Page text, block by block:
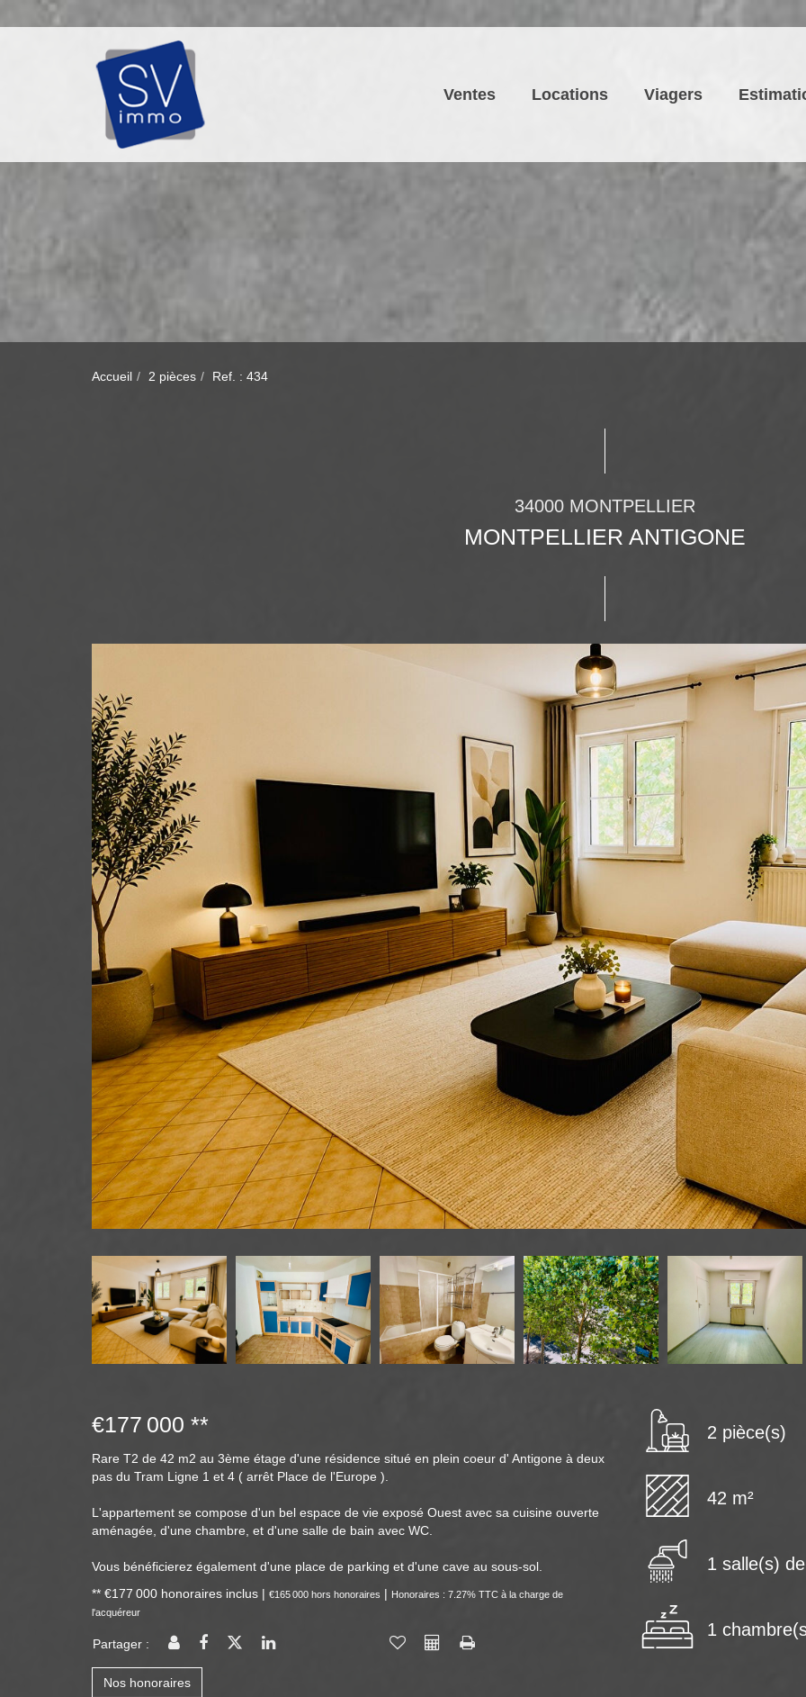
Ventes Locations Viagers
Accueil 2 pièces Ref. : 434
34000 MONTPELLIER
MONTPELLIER ANTIGONE
€177 000 **
Rare T2 de 42 m2 au 3ème étage d'une résidence situé en plein coeur d' Antigone à deux
pas du Tram Ligne 1 et 4 ( arrêt Place de l'Europe ).
L'appartement se compose d'un bel espace de vie exposé Ouest avec sa cuisine ouverte
aménagée, d'une chambre, et d'une salle de bain avec WC.
Vous bénéficierez également d'une place de parking et d'une cave au sous-sol.
** €177 000 honoraires inclus | €165 000 hors honoraires | Honoraires : 7.27% TTC à la charge de
l'acquéreur
Partager :
Nos honoraires
2 pièce(s)
42 m²
1 salle(s)
1